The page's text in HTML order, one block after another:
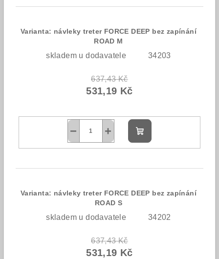
Varianta: návleky treter FORCE DEEP bez zapínání
ROAD M
skladem u dodavatele 34203
637,43 Kč
531,19 Kč
+
−
Do
košíku
Varianta: návleky treter FORCE DEEP bez zapínání
ROAD S
skladem u dodavatele 34202
637,43 Kč
531,19 Kč